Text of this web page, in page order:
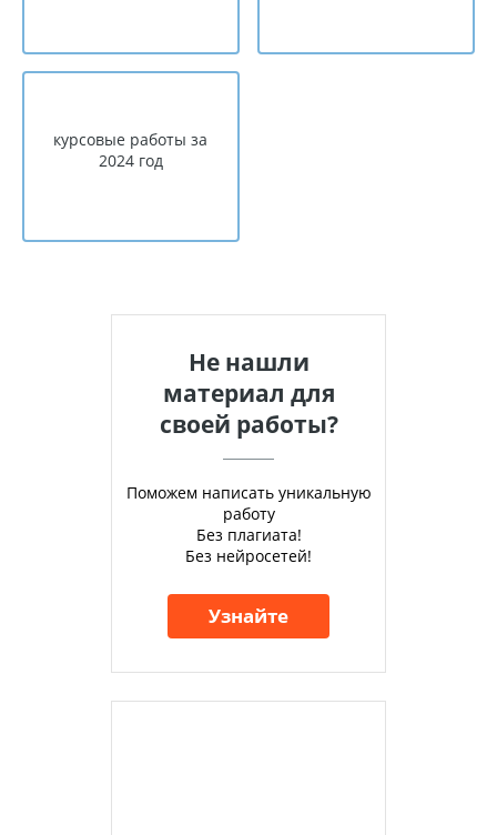
курсовые работы за
2024 год
Не нашли
материал для
своей работы?
Поможем написать уникальную
работу
Без плагиата!
Без нейросетей!
Узнайте